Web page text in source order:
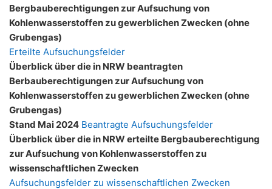
Bergbauberechtigungen zur Aufsuchung von
Kohlenwasserstoffen zu gewerblichen Zwecken (ohne
Grubengas)
Erteilte Aufsuchungsfelder
Überblick über die in NRW beantragten
Berbauberechtigungen zur Aufsuchung von
Kohlenwasserstoffen zu gewerblichen Zwecken (ohne
Grubengas)
Stand Mai 2024 Beantragte Aufsuchungsfelder
Überblick über die in NRW erteilte Bergbauberechtigung
zur Aufsuchung von Kohlenwasserstoffen zu
wissenschaftlichen Zwecken
Aufsuchungsfelder zu wissenschaftlichen Zwecken